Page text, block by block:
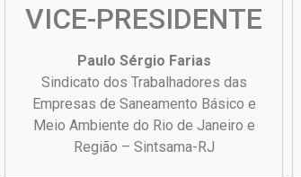
VICE-PRESIDENTE
Paulo Sérgio Farias
Sindicato dos Trabalhadores das
Empresas de Saneamento Básico e
Meio Ambiente do Rio de Janeiro e
Região – Sintsama-RJ